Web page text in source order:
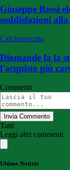
Giuseppe Rossi
soddisfazioni
Calciomercato
Diomande fa la
l'acquisto più
Commenti
Invia Commento
Tutti
Leggi altri commenti
Ultime Notizie